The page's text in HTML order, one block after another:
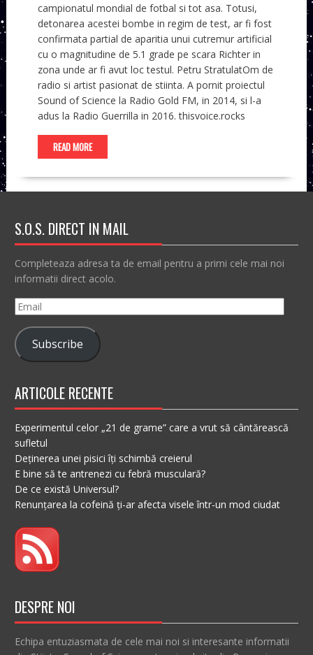
campionatul mondial de fotbal si tot asa. Totusi,
detonarea acestei bombe in regim de test, ar fi fost
confirmata partial de aparitia unui cutremur artificial
cu o magnitudine de 5.1 grade pe scara Richter in
zona unde ar fi avut loc testul. Petru StratulatOm de
radio si artist pasionat de stiinta. A pornit proiectul
Sound of Science la Radio Gold FM, in 2014, si l-a
adus la Radio Guerrilla in 2016. thisvoice.rocks
READ MORE
S.O.S. DIRECT IN MAIL
Completeaza adresa ta de email pentru a primi cele mai noi
informatii direct acolo.
Email
Subscribe
ARTICOLE RECENTE
Experimentul celor „21 de grame” care a vrut să cântărească
sufletul
Deținerea unei pisici îți schimbă creierul
E bine să te antrenezi cu febră musculară?
De ce există Universul?
Renunțarea la cofeină ți-ar afecta visele într-un mod ciudat
DESPRE NOI
Echipa entuziasmata de cele mai noi si interesante informatii